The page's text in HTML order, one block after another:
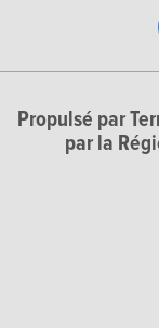
Propulsé par
par la